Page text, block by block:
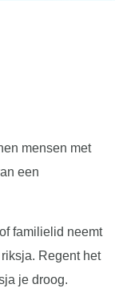
mensen met
een
familielid neemt
Regent het
je droog.